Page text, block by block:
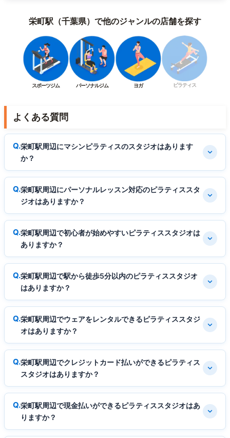
栄町駅（千葉県）で他のジャンルの店舗を探す
スポーツジム パーソナルジム ヨガ ピラティス
よくある質問
栄町駅周辺にマシンピラティスのスタジオはあります
か？
栄町駅周辺にパーソナルレッスン対応のピラティススタ
ジオはありますか？
栄町駅周辺で初心者が始めやすいピラティススタジオは
ありますか？
栄町駅周辺で駅から徒歩5分以内のピラティススタジオ
はありますか？
栄町駅周辺でウェアをレンタルできるピラティススタジ
オはありますか？
栄町駅周辺でクレジットカード払いができるピラティス
スタジオはありますか？
栄町駅周辺で現金払いができるピラティススタジオはあ
りますか？